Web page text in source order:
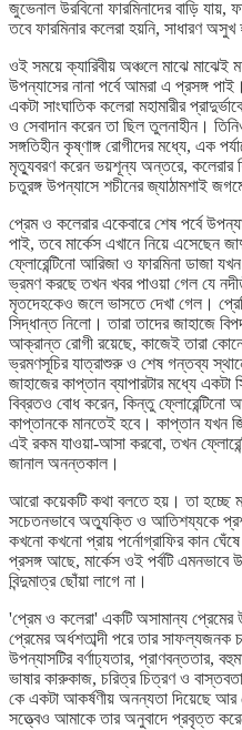
জুভেনাল উরবিনো ফারমিনাদের বাড়ি যায়,
তবে ফারমিনার কলেরা হয়নি, সাধারণ অসুখ
ওই সময়ে ক্যারিবীয় অঞ্চলে মাঝে মাঝেই
উপন্যাসের নানা পর্বে আমরা এ প্রসঙ্গ
একটা সাংঘাতিক কলেরা মহামারীর
ও সেবাদান করেন তা ছিল তুলনাহীন।
সঙ্গতিহীন কৃষ্ণাঙ্গ রোগীদের মধ্যে, এক
মৃত্যুবরণ করেন ভয়শূন্য অন্তরে, কলেরার
চতুরঙ্গ উপন্যাসে শচীনের জ্যাঠামশাই
প্রেম ও কলেরার একেবারে শেষ পর্বে
পাই, তবে মার্কেস এখানে নিয়ে এসেছেন
ফ্লোরেন্টিনো আরিজা ও ফারমিনা ডাজা
ভ্রমণ করছে তখন খবর পাওয়া গেল যে
মৃতদেহকেও জলে ভাসতে দেখা গেল।
সিদ্ধান্ত নিলো। তারা তাদের জাহাজে
আক্রান্ত রোগী রয়েছে, কাজেই তারা
ভ্রমণসূচির যাত্রাশুরু ও শেষ গন্তব্য
জাহাজের কাপ্তান ব্যাপারটার মধ্যে
বিব্রতও বোধ করেন, কিন্তু ফ্লোরেন্টিনো
কাপ্তানকে মানতেই হবে। কাপ্তান যখন
এই রকম যাওয়া-আসা করবো, তখন
জানাল অনন্তকাল।
আরো কয়েকটি কথা বলতে হয়। তা হচ্ছে
সচেতনভাবে অত্যুক্তি ও আতিশয্যকে
কখনো কখনো প্রায় পর্নোগ্রাফির কান
প্রসঙ্গ আছে, মার্কেস ওই পর্বটি
বিন্দুমাত্র ছোঁয়া লাগে না।
'প্রেম ও কলেরা' একটি অসামান্য প্রেমের
প্রেমের অর্ধশতাব্দী পরে তার সাফল্যজনক
উপন্যাসটির বর্ণাঢ্যতার, প্রাণবন্ততার,
ভাষার কারুকাজ, চরিত্র চিত্রণ ও
কে একটা আকর্ষণীয় অনন্যতা দিয়েছে আর
সত্ত্বেও আমাকে তার অনুবাদে প্রবৃত্ত